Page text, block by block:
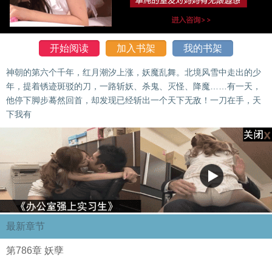
开始阅读 加入书架 我的书架
神朝的第六个千年，红月潮汐上涨，妖魔乱舞。北境风雪中走出的少
年，提着锈迹斑驳的刀，一路斩妖、杀鬼、灭怪、降魔……有一天，
他停下脚步蓦然回首，却发现已经斩出一个天下无敌！一刀在手，天
下我有
最新章节
第786章 妖孽